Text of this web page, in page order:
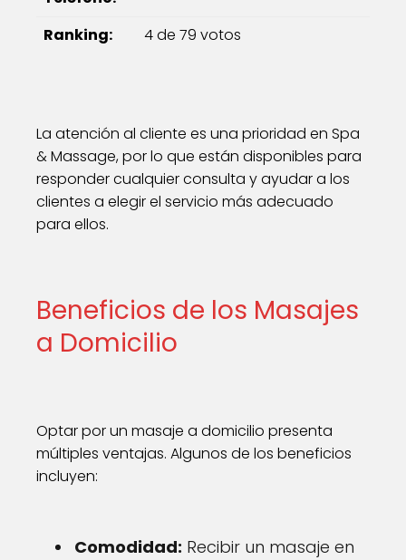
Ranking: 4 de 79 votos
La atención al cliente es una prioridad en Spa
& Massage, por lo que están disponibles para
responder cualquier consulta y ayudar a los
clientes a elegir el servicio más adecuado
para ellos.
Beneficios de los Masajes
a Domicilio
Optar por un masaje a domicilio presenta
múltiples ventajas. Algunos de los beneficios
incluyen:
Comodidad: Recibir un masaje en